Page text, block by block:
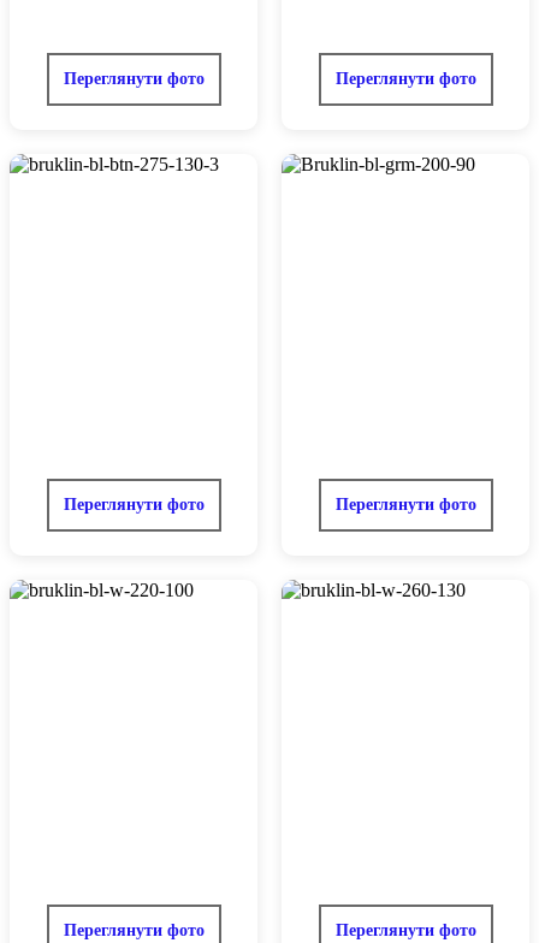
Переглянути фото Переглянути фото
Переглянути фото Переглянути фото
Переглянути фото Переглянути фото